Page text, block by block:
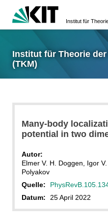
Institut für Theorie
(TKM)
Many-body
potential in two
Autor:
Elmer V. H. Doggen, Igor
Polyakov
Quelle:
Datum:
25 April 2022